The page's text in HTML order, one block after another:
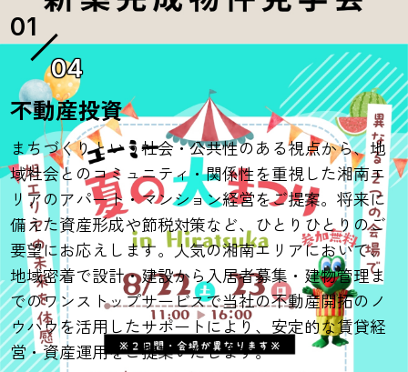
04
不動産投資
まちづくりという社会・公共性のある視点から、地
域社会とのコミュニティ・関係性を重視した湘南エ
リアのアパート・マンション経営をご提案。将来に
備えた資産形成や節税対策など、ひとりひとりのご
要望にお応えします。人気の湘南エリアにおいて、
地域密着で設計・建設から入居者募集・建物管理ま
でのワンストップサービスで当社の不動産開拓のノ
ウハウを活用したサポートにより、安定的な賃貸経
営・資産運用をご提案いたします。